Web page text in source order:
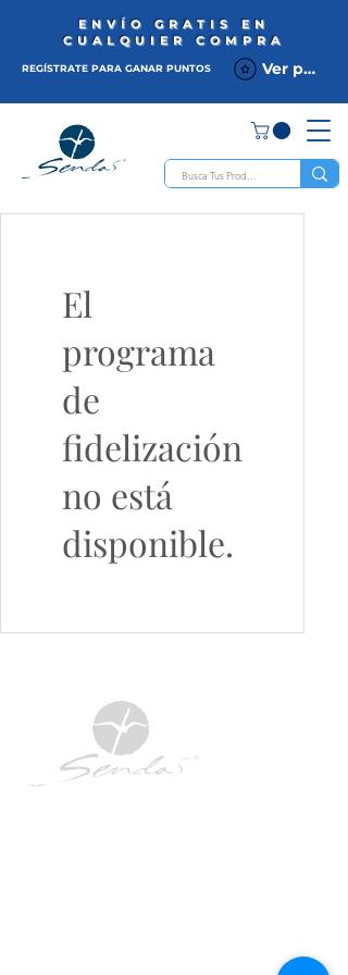
ENVÍO GRATIS EN
CUALQUIER COMPRA
REGÍSTRATE PARA GANAR PUNTOS Ver puntos
El
programa
de
fidelización
no está
disponible.